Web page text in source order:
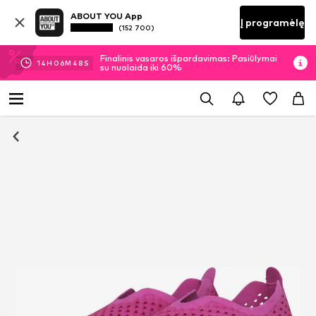
ABOUT YOU App
(152 700) Į programėlę
14H 06M 47 S
Finalinis vasaros išpardavimas: Pasiūlymai
su nuolaida iki 60%